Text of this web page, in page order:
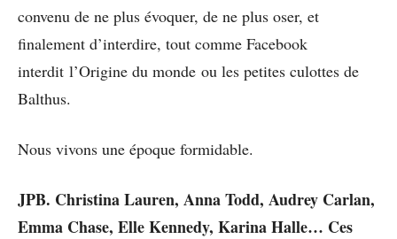
convenu de ne plus évoquer, de ne plus oser, et
finalement d’interdire, tout comme Facebook
interdit l’Origine du monde ou les petites culottes de
Balthus.
Nous vivons une époque formidable.
JPB. Christina Lauren, Anna Todd, Audrey Carlan,
Emma Chase, Elle Kennedy, Karina Halle… Ces